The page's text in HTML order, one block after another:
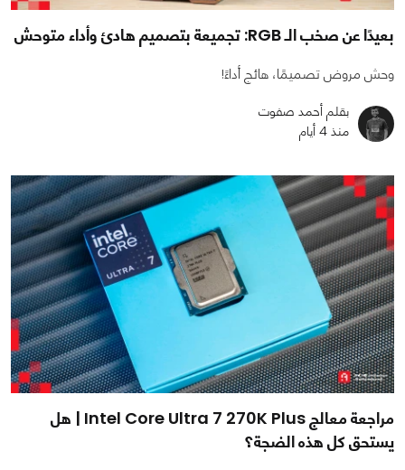
بعيدًا عن صخب الـ RGB: تجميعة بتصميم هادئ وأداء متوحش
وحش مروض تصميمًا، هائج أداءً!
بقلم أحمد صفوت
منذ 4 أيام
مراجعة معالج Intel Core Ultra 7 270K Plus | هل
يستحق كل هذه الضجة؟